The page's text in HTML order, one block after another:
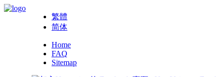
繁體
简体
Home
FAQ
Sitemap